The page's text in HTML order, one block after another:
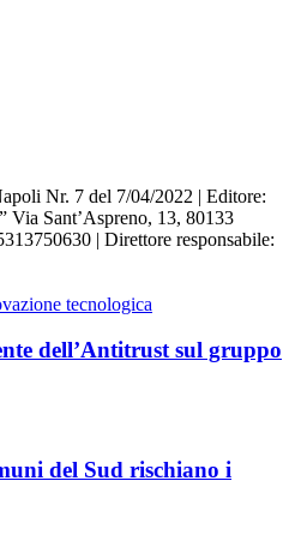
Nr. 7 del 7/04/2022 | Editore:
Via Sant’Aspreno, 13, 80133
| Direttore responsabile:
dell’Antitrust sul gruppo
del Sud rischiano i